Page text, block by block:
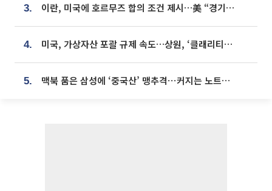
3. 이란, 미국에 호르무즈 합의 조건 제시…美 “경기 아직 안 끝나” [종합]
4. 미국, 가상자산 포괄 규제 속도…상원, ‘클래리티법’ 9월 절차투표 추진
5. 맥북 품은 삼성에 ‘중국산’ 맹추격⋯커지는 노트북 OLED 시장